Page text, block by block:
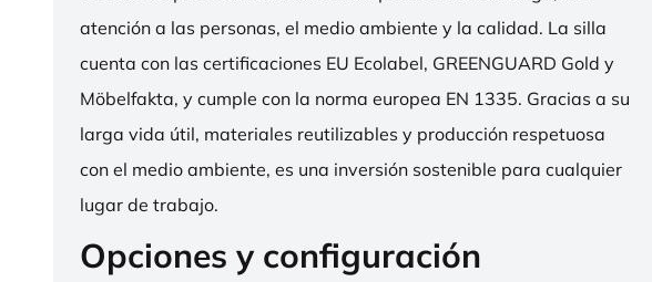
atención a las personas, el medio ambiente y la calidad. La silla
cuenta con las certificaciones EU Ecolabel, GREENGUARD Gold y
Möbelfakta, y cumple con la norma europea EN 1335. Gracias a su
larga vida útil, materiales reutilizables y producción respetuosa
con el medio ambiente, es una inversión sostenible para cualquier
lugar de trabajo.
Opciones y configuración